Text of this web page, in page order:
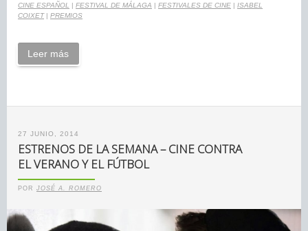
CINE ESPAÑOL | FESTIVAL DE MÁLAGA | FESTIVALES DE CINE | ISABEL
COIXET| PREMIOS
Leer más
27 JUNIO, 2014
ESTRENOS DE LA SEMANA – CINE CONTRA
EL VERANO Y EL FÚTBOL
POR JOSÉ A. ROMERO